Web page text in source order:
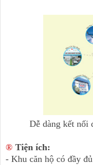
Dễ dàng kết nối
® Tiện ích:
- Khu căn hộ có đầy